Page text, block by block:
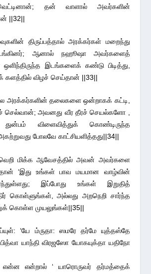
தன் வாளால் அவர்களின்
||32||
திருப்பத்தால் அரக்கர்கள் மறைந்து
ஆனால் நஹூஷா அவர்களைத்
இடங்களைக் கண்டு பிடித்து,
விழச் செய்தான் ||33||
அரக்கர்களின் தலைகளை ஒன்றாகக் கட்டி,
செல்வான்; அவனது வீர தீரச் செயல்களோ ,
விளைவித்துக் கொண்டிருந்த
போலவே காட்சியளித்தது||34||
மிக்க ஆவேசத்தில் அவன் அவர்களை
‘இது உங்கள் பாவ மயமான வாழ்வின்
இப்போது உங்கள் இறுதித்
கொள்ளுங்கள், அல்லது அறநெறி சார்ந்த
கொள்ள முயலுங்கள்||35||
‘யே ம்ருதா: ஸமரே தர்மே யுத்தஸ்தே
யாந்தி விரஜஸோ யோகயுக்தா யதிநோ
என்றால் ‘ யாரொருவர் தர்மத்தைக்